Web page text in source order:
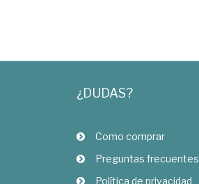
¿DUDAS?
Como comprar
Preguntas frecuentes
Política de privacidad